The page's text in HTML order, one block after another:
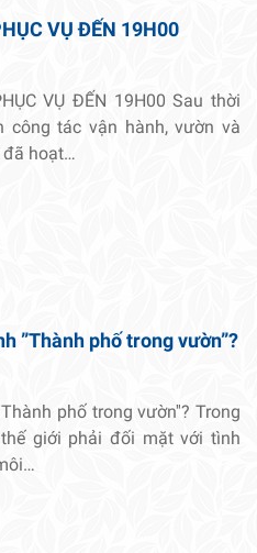
VỤ ĐẾN 19H00
VỤ ĐẾN 19H00 Sau thời
công tác vận hành, vườn và
đã hoạt…
”Thành phố trong vườn”?
phố trong vườn''? Trong
giới phải đối mặt với tình